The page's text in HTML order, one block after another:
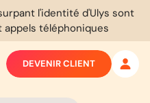
l'identité d'Ulys sont
appels téléphoniques
DEVENIR CLIENT